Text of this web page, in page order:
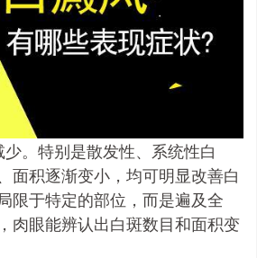
。特别是散发性、系统性白
面积逐渐变小，均可明显改善白
限于特定的部位，而是遍及全
肉眼能辨认出白斑数目和面积变